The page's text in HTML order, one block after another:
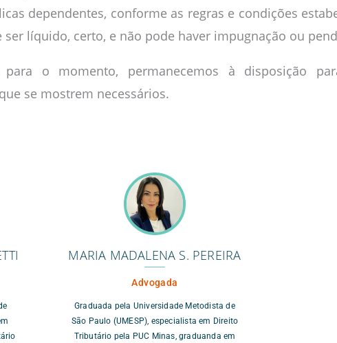
dependentes, conforme as regras e condições
líquido, certo, e não pode haver impugnação ou
o momento, permanecemos à disposição
se mostrem necessários.
MARIA MADALENA S. PEREIRA
Advogada
Graduada pela Universidade Metodista de
São Paulo (UMESP), especialista em Direito
Tributário pela PUC Minas, graduanda em